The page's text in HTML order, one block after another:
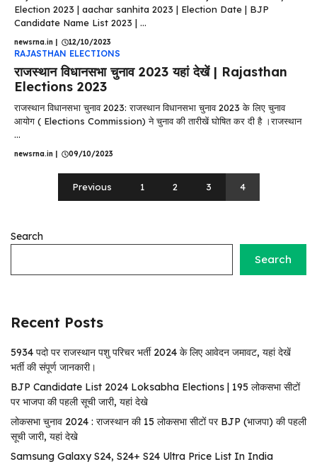
Election 2023 | aachar sanhita 2023 | Election Date | BJP
Candidate Name List 2023 | ...
newsrna.in | 12/10/2023
RAJASTHAN ELECTIONS
राजस्थान विधानसभा चुनाव 2023 यहां देखें | Rajasthan
Elections 2023
राजस्थान विधानसभा चुनाव 2023: राजस्थान विधानसभा चुनाव 2023 के लिए चुनाव
आयोग ( Elections Commission) ने चुनाव की तारीखें घोषित कर दी है ।राजस्थान
...
newsrna.in | 09/10/2023
Previous 1 2 3 4
Search
Search
Recent Posts
5934 पदो पर राजस्थान पशु परिचर भर्ती 2024 के लिए आवेदन जमावट, यहां देखें
भर्ती की संपूर्ण जानकारी।
BJP Candidate List 2024 Loksabha Elections | 195 लोकसभा सीटों
पर भाजपा की पहली सूची जारी, यहां देखे
लोकसभा चुनाव 2024 : राजस्थान की 15 लोकसभा सीटों पर BJP (भाजपा) की पहली
सूची जारी, यहां देखे
Samsung Galaxy S24, S24+ S24 Ultra Price List In India